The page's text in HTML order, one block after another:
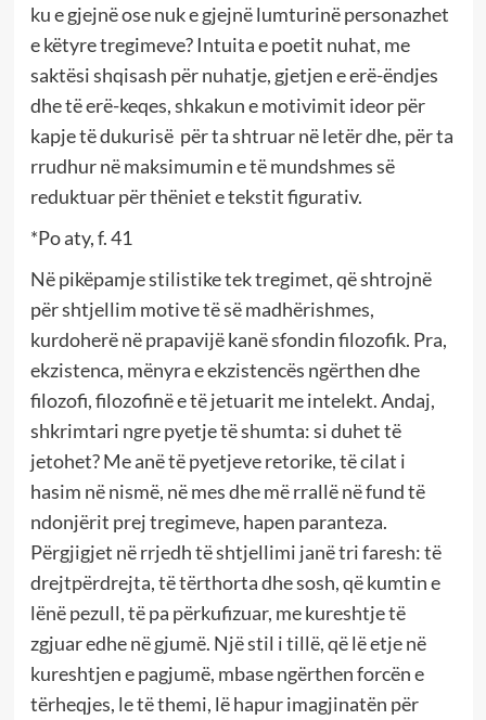
ku e gjejnë ose nuk e gjejnë lumturinë personazhet
e këtyre tregimeve? Intuita e poetit nuhat, me
saktësi shqisash për nuhatje, gjetjen e erë-ëndjes
dhe të erë-keqes, shkakun e motivimit ideor për
kapje të dukurisë për ta shtruar në letër dhe, për ta
rrudhur në maksimumin e të mundshmes së
reduktuar për thëniet e tekstit figurativ.
*Po aty, f. 41
Në pikëpamje stilistike tek tregimet, që shtrojnë
për shtjellim motive të së madhërishmes,
kurdoherë në prapavijë kanë sfondin filozofik. Pra,
ekzistenca, mënyra e ekzistencës ngërthen dhe
filozofi, filozofinë e të jetuarit me intelekt. Andaj,
shkrimtari ngre pyetje të shumta: si duhet të
jetohet? Me anë të pyetjeve retorike, të cilat i
hasim në nismë, në mes dhe më rrallë në fund të
ndonjërit prej tregimeve, hapen paranteza.
Përgjigjet në rrjedh të shtjellimi janë tri faresh: të
drejtpërdrejta, të tërthorta dhe sosh, që kumtin e
lënë pezull, të pa përkufizuar, me kureshtje të
zgjuar edhe në gjumë. Një stil i tillë, që lë etje në
kureshtjen e pagjumë, mbase ngërthen forcën e
tërheqjes, le të themi, lë hapur imagjinatën për